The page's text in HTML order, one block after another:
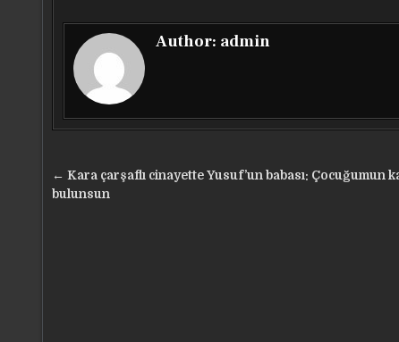
Author: admin
Yazı
gezinmesi
← Kara çarşaflı cinayette Yusuf’un babası: Çocuğumun
bulunsun